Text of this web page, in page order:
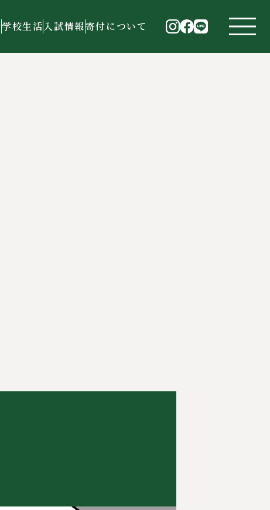
学校生活入試情報寄付について